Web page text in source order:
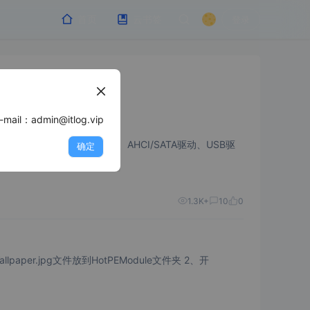
1.3K+ 10 0
绍： 1、自定义壁纸，将壁纸Wallpaper.jpg文件放到HotPEModule文件夹 2、开
mail：admin@itlog.vip
确定